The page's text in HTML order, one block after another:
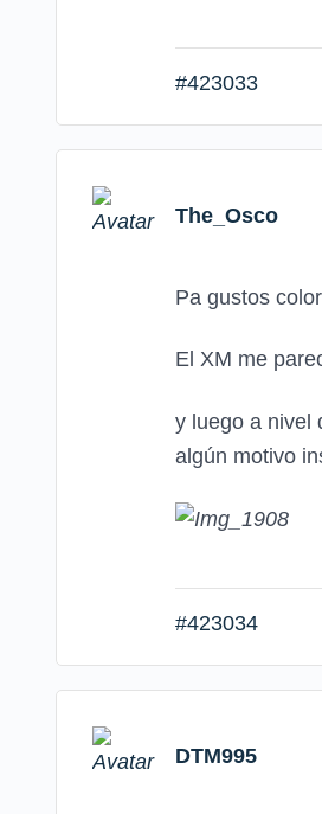
#423033
The_Osco
Pa gustos
El XM me
y luego a nivel
algún motivo
#423034
DTM995